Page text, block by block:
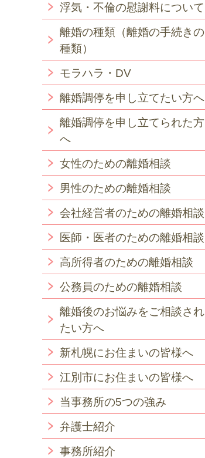
浮気・不倫の慰謝料について
離婚の種類（離婚の手続きの
種類）
モラハラ・DV
離婚調停を申し立てたい方へ
離婚調停を申し立てられた方
へ
女性のための離婚相談
男性のための離婚相談
会社経営者のための離婚相談
医師・医者のための離婚相談
高所得者のための離婚相談
公務員のための離婚相談
離婚後のお悩みをご相談され
たい方へ
新札幌にお住まいの皆様へ
江別市にお住まいの皆様へ
当事務所の5つの強み
弁護士紹介
事務所紹介